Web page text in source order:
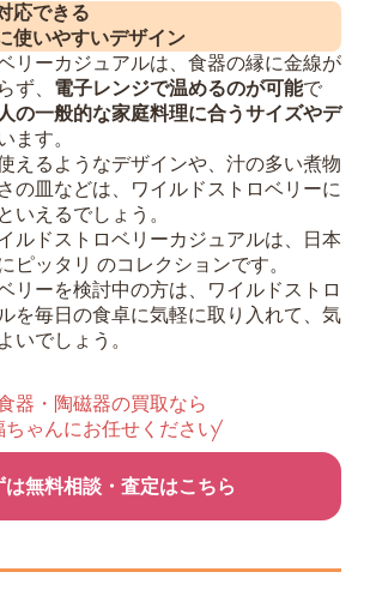
応できる
使いやすいデザイン
リーカジュアルは、食器の縁に金線が
ず、 電子レンジで温めるのが可能で
の一般的な家庭料理に合うサイズやデ
ます。
えるようなデザインや、汁の多い煮物
の皿などは、ワイルドストロベリーに
いえるでしょう。
ルドストロベリーカジュアルは、日本
ピッタリ のコレクションです。
リーを検討中の方は、ワイルドストロ
を毎日の食卓に気軽に取り入れて、気
いでしょう。
器・陶磁器の買取なら
ちゃんにお任せください
は無料相談・査定はこちら